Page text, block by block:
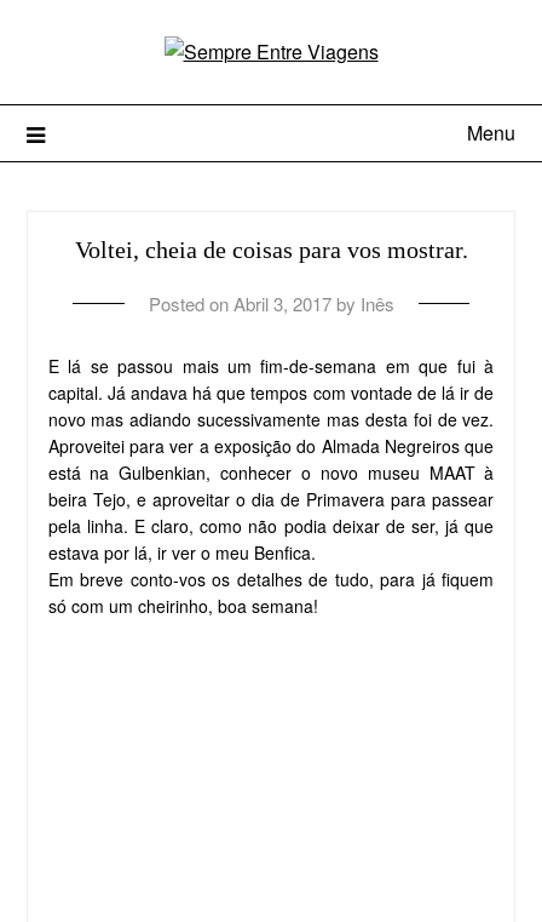
Menu
Voltei, cheia de coisas para vos mostrar.
Posted onAbril 3, 2017by Inês
E lá se passou mais um fim-de-semana em que fui à
capital. Já andava há que tempos com vontade de lá ir de
novo mas adiando sucessivamente mas desta foi de vez.
Aproveitei para ver a exposição do Almada Negreiros que
está na Gulbenkian, conhecer o novo museu MAAT à
beira Tejo, e aproveitar o dia de Primavera para passear
pela linha. E claro, como não podia deixar de ser, já que
estava por lá, ir ver o meu Benfica.
Em breve conto-vos os detalhes de tudo, para já fiquem
só com um cheirinho, boa semana!